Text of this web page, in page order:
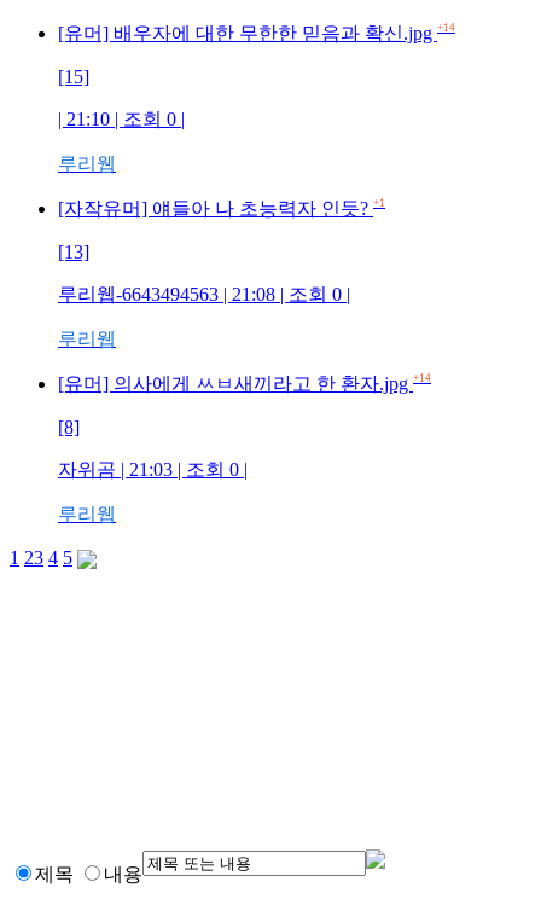
[유머] 배우자에 대한 무한한 믿음과 확신.jpg +14
[15]
| 21:10 | 조회 0 |
루리웹
[자작유머] 얘들아 나 초능력자 인듯? +1
[13]
루리웹-6643494563 | 21:08 | 조회 0 |
루리웹
[유머] 의사에게 ㅆㅂ새끼라고 한 환자.jpg +14
[8]
자위곰 | 21:03 | 조회 0 |
루리웹
1 23 4 5
제목 내용